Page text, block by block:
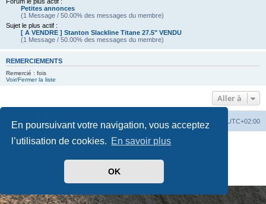
En poursuivant votre navigation, vous acceptez
l’utilisation de cookies. En savoir plus
OK
Petites annonces
(1 Message / 50.00% des messages du membre)
Sujet le plus actif :
[ A VENDRE ] Stanton Slackline Titane 27.5" VENDU
(1 Message / 50.00% des messages du membre)
REMERCIEMENTS
Remercié : fois
Voir/Fermer la liste
Aller à
Index du forum Heures au format UTC+02:00
Développé parphpBB® Forum Software © phpBB Limited
Drapeaux des Pays par Sylver35
Confidentialité